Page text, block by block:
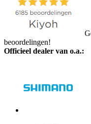
beoordelingen!
Officieel dealer van o.a.: